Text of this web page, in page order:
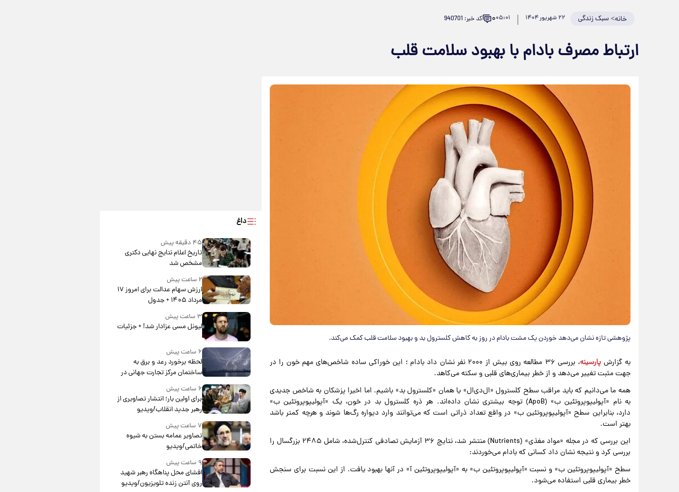
خانه>سبک زندگی ۲۲ شهریور ۱۴۰۴ ۰۵:۰۱۰ کد خبر: 940701
ارتباط مصرف بادام با بهبود سلامت قلب
پژوهشی تازه نشان می‌دهد خوردن یک مشت بادام در روز به کاهش کلسترول بد و بهبود سلامت قلب کمک می‌کند.
به گزارشپارسینه
، بررسی ۳۶ مطالعه روی بیش از ۲۰۰۰ نفر نشان داد بادام ؛ این خوراکی ساده شاخص‌های مهم خون را در
جهت مثبت تغییر می‌دهد و از خطر بیماری‌های قلبی و سکته می‌کاهد.
همه ما می‌دانیم که باید مراقب سطح کلسترول «ال‌دی‌ال» یا همان «کلسترول بد» باشیم. اما اخیرا پزشکان به شاخص جدیدی
به نام «آپولیپوپروتئین ب» (ApoB) توجه بیشتری نشان داده‌اند. هر ذره کلسترول بد در خون، یک «آپولیپوپروتئین ب»
دارد، بنابراین سطح «آپولیپوپروتئین ب» در واقع تعداد ذراتی است که می‌توانند وارد دیواره رگ‌ها شوند و هرچه کمتر باشد
بهتر است.
این بررسی که در مجله «مواد مغذی» (‌Nutrients‌) منتشر شد، نتایج ۳۶ آزمایش تصادفی کنترل‌شده، شامل ۲۴۸۵ بزرگسال را
بررسی کرد و نتیجه نشان داد کسانی که بادام می‌خوردند:
سطح «آپولیپوپروتئین ب» و نسبت «آپولیپوپروتئین ب» به «آپولیپوپروتئین آ» در آنها بهبود یافت. از این نسبت برای سنجش
خطر بیماری قلبی استفاده می‌شود.
داغ
۴۵ دقیقه پیش
تاریخ اعلام نتایج نهایی دکتری
مشخص شد
۲ ساعت پیش
ارزش سهام عدالت برای امروز ۱۷
مرداد ۱۴۰۵ + جدول
۳ ساعت پیش
لیونل مسی عزادار شد! + جزئیات
۶ ساعت پیش
لحظه برخورد رعد و برق به
ساختمان مرکز تجارت جهانی در
آمریکا + فیلم
۶ ساعت پیش
برای اولین بار؛ انتشار تصاویری از
رهبر جدید انقلاب/ویدیو
۷ ساعت پیش
تصاویر عمامه بستن به شیوه
خاتمی/ویدیو
۹ ساعت پیش
افشای محل پناهگاه‌ رهبر شهید
روی آنتن زنده تلویزیون/ویدیو